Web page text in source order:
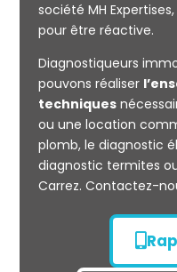
CARREZ
société MH
pour être réactive.
Diagnostiqueurs
pouvons réaliser
techniques
ou une location
plomb, le diagnostic
diagnostic termites
Carrez. Contactez-